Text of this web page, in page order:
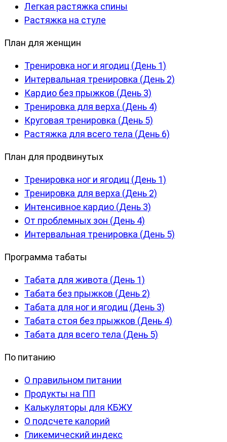
Легкая растяжка спины
Растяжка на стуле
План для женщин
Тренировка ног и ягодиц (День 1)
Интервальная тренировка (День 2)
Кардио без прыжков (День 3)
Тренировка для верха (День 4)
Круговая тренировка (День 5)
Растяжка для всего тела (День 6)
План для продвинутых
Тренировка ног и ягодиц (День 1)
Тренировка для верха (День 2)
Интенсивное кардио (День 3)
От проблемных зон (День 4)
Интервальная тренировка (День 5)
Программа табаты
Табата для живота (День 1)
Табата без прыжков (День 2)
Табата для ног и ягодиц (День 3)
Табата стоя без прыжков (День 4)
Табата для всего тела (День 5)
По питанию
О правильном питании
Продукты на ПП
Калькуляторы для КБЖУ
О подсчете калорий
Гликемический индекс